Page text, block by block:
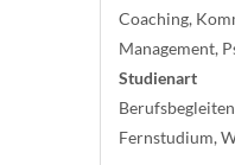
Coaching,
Management,
Studienart
Fernstudium,